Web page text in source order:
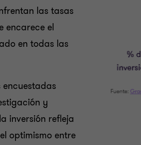
las tasas
encarece el
en todas las
encuestadas
y
inversión refleja
optimismo entre